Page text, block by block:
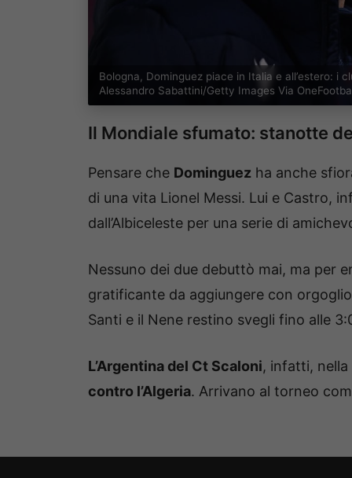
Bologna, Dominguez piace in Italia e all’estero: i
Alessandro Sabattini/Getty Images Via
Il Mondiale sfumato: stanotte
Pensare che Dominguez ha anche
di una vita Lionel Messi. Lui e Castro,
dall’Albiceleste per una serie di
Nessuno dei due debuttò mai, ma per
gratificante da aggiungere con
Santi e il Nene restino svegli fino alle
L’Argentina del Ct Scaloni, infatti,
contro l’Algeria. Arrivano al torneo